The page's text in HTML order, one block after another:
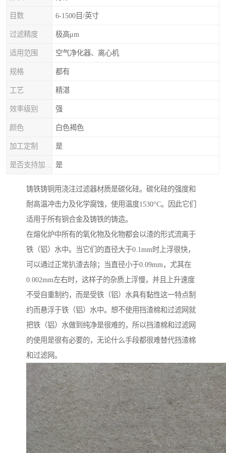
目数 6-1500目/英寸
过滤精度 极高μm
适用范围 空气净化器、离心机
规格 都有
工艺 精湛
效率级别 强
颜色 白色褐色
加工定制 是
是
铸铁铸铜用浇注过滤器材质是碳化硅。碳化硅的强度和
耐高温冲击力及化学腐蚀，使用温度1530°C。因此它们
适用于所有铜合金及铸铁的铸造。
在熔化炉中所有的氧化物及化物都会以渣的形式流离于
铁（铝）水中。当它们的直径大于0.1mm时上浮很快，
可以通过正常扒渣去除；当直径小于0.09mm，尤其在
0.002mm左右时，这样子的杂质上浮慢，并且上升速度
不受自重制约，而是受铁（铝）水具有黏性这一特点制
约而悬浮于铁（铝）水中。想不使用挡渣棉和过滤网就
把铁（铝）水做到纯净是很难的，所以挡渣棉和过滤网
的使用是很有必要的，无论什么手段都很难替代挡渣棉
和过滤网。